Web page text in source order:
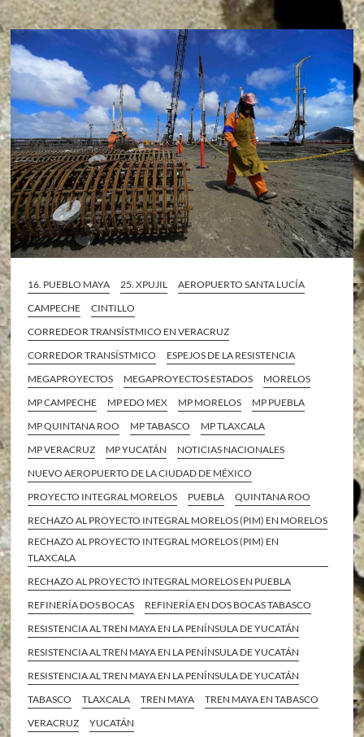
16. PUEBLO MAYA 25. XPUJIL
AEROPUERTO SANTA LUCÍA
CAMPECHE
CINTILLO
CORREDEOR TRANSÍSTMICO EN VERACRUZ
CORREDOR TRANSÍSTMICO
ESPEJOS DE LA RESISTENCIA
MEGAPROYECTOS
MEGAPROYECTOS ESTADOS
MORELOS
MP CAMPECHE
MP EDO MEX MP MORELOS
MP PUEBLA
MP QUINTANA ROO
MP TABASCO
MP TLAXCALA
MP VERACRUZ
MP YUCATÁN
NOTICIAS NACIONALES
NUEVO AEROPUERTO DE LA CIUDAD DE MÉXICO
PROYECTO INTEGRAL MORELOS
PUEBLA
QUINTANA ROO
RECHAZO AL PROYECTO INTEGRAL MORELOS (PIM) EN MORELOS
RECHAZO AL PROYECTO INTEGRAL MORELOS (PIM) EN
TLAXCALA
RECHAZO AL PROYECTO INTEGRAL MORELOS EN PUEBLA
REFINERÍA DOS BOCAS
REFINERÍA EN DOS BOCAS TABASCO
RESISTENCIA AL TREN MAYA EN LA PENÍNSULA DE YUCATÁN
RESISTENCIA AL TREN MAYA EN LA PENÍNSULA DE YUCATÁN
RESISTENCIA AL TREN MAYA EN LA PENÍNSULA DE YUCATÁN
TABASCO
TLAXCALA TREN MAYA
TREN MAYA EN TABASCO
VERACRUZ
YUCATÁN